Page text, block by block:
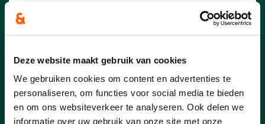
Deze website maakt gebruik van cookies
We gebruiken cookies om content en advertenties te
personaliseren, om functies voor social media te bieden
en om ons websiteverkeer te analyseren. Ook delen we
informatie over uw gebruik van onze site met onze
op 8 november in Roeselare
Leegstaande panden, verdwijnende
buurtwinkels en lokale ondernemers die
het steeds moeilijker krijgen. Toch